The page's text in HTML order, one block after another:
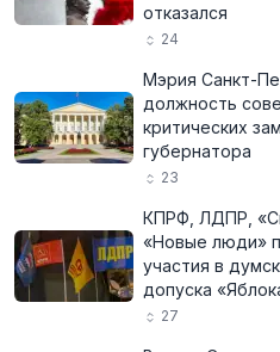
отказался
24
Мэрия Санкт-
должность
критических
губернатора
23
КПРФ, ЛДПР,
«Новые люди»
участия в
допуска
27